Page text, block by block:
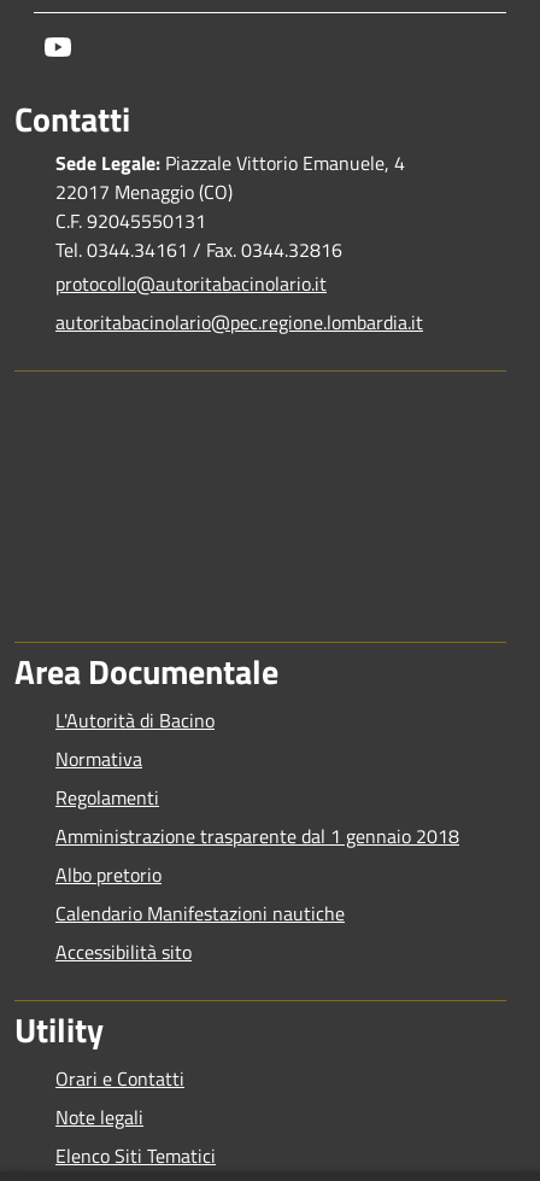
Contatti
Sede Legale: Piazzale Vittorio Emanuele, 4
22017 Menaggio (CO)
C.F. 92045550131
Tel. 0344.34161 / Fax. 0344.32816
protocollo@autoritabacinolario.it
autoritabacinolario@pec.regione.lombardia.it
Area Documentale
L'Autorità di Bacino
Normativa
Regolamenti
Amministrazione trasparente dal 1 gennaio 2018
Albo pretorio
Calendario Manifestazioni nautiche
Accessibilità sito
Utility
Orari e Contatti
Note legali
Elenco Siti Tematici